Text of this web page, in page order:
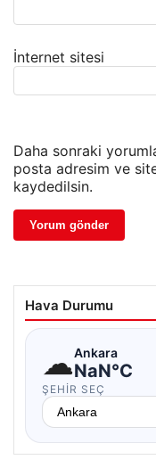
İnternet sitesi
Daha sonraki
posta adresim ve
kaydedilsin.
Hava Durumu
☁Ankara
NaN°C
ŞEHIR SEÇ